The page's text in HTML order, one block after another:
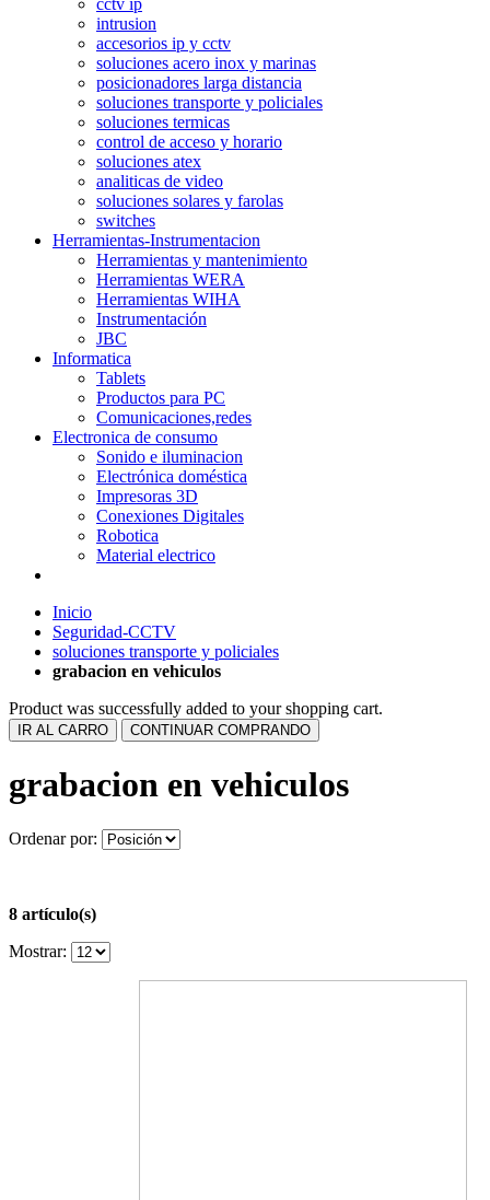
cctv ip
intrusion
accesorios ip y cctv
soluciones acero inox y marinas
posicionadores larga distancia
soluciones transporte y policiales
soluciones termicas
control de acceso y horario
soluciones atex
analiticas de video
soluciones solares y farolas
switches
Herramientas-Instrumentacion
Herramientas y mantenimiento
Herramientas WERA
Herramientas WIHA
Instrumentación
JBC
Informatica
Tablets
Productos para PC
Comunicaciones,redes
Electronica de consumo
Sonido e iluminacion
Electrónica doméstica
Impresoras 3D
Conexiones Digitales
Robotica
Material electrico
Inicio
Seguridad-CCTV
soluciones transporte y policiales
grabacion en vehiculos
Product was successfully added to your shopping cart.
IR AL CARRO CONTINUAR COMPRANDO
grabacion en vehiculos
Ordenar por:
8 artículo(s)
Mostrar: